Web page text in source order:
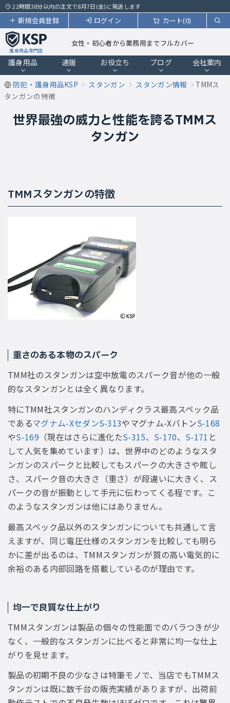
22時間38分以内の注文で8月7日(金)に発送します
カート(0)
ログイン
新規会員登録
護身用品専門店
女性・初心者から業務用までフルカバー
護身用品 通販 お役立ち ブログ 会社案内
防犯・護身用品KSP スタンガン スタンガン情報
TMMス
タンガンの特徴
世界最強の威力と性能を誇るTMMス
タンガン
TMMスタンガンの特徴
重さのある本物のスパーク
TMM社のスタンガンは空中放電のスパーク音が他の一般
的なスタンガンとは全く異なります。
特にTMM社スタンガンのハンディクラス最高スペック品
であるマグナム-XセダンS-313やマグナム-XバトンS-168
やS-169（現在はさらに進化たS-315、 S-170、 S-171 と
して人気を集めています）は、世界中のどのようなスタ
ンガンのスパークと比較してもスパークの大きさや眩し
さ、スパーク音の大きさ（重さ）が段違いに大きく、ス
パークの音が振動として手元に伝わってくる程です。こ
のようなスタンガンは他にはありません。
最高スペック品以外のスタンガンについても共通して言
えますが、同じ電圧仕様のスタンガンを比較しても明ら
かに差が出るのは、TMMスタンガンが質の高い電気的に
余裕のある内部回路を搭載しているのが理由です。
均一で良質な仕上がり
TMMスタンガンは製品の個々の性能面でのバラつきが少
なく、一般的なスタンガンに比べると非常に均一な仕上
がりを見せます。
製品の初期不良の少なさは特筆モノで、当店でもTMMス
タンガンは既に数千台の販売実績がありますが、出荷前